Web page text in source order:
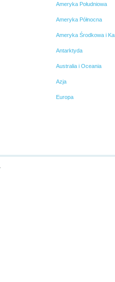
Ameryka Południowa
Ameryka Północna
Ameryka Środkowa i
Antarktyda
Australia i Oceania
Azja
Europa